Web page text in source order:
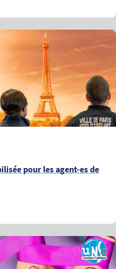
pour les agent-es de